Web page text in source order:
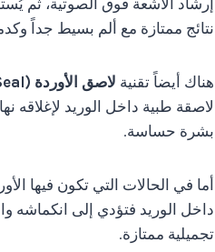
إرشاد الأشعة فوق الصوتية، ثم
نتائج ممتازة مع ألم بسيط جداً
هناك أيضاً تقنية لاصق الأوردة (VenaSeal)
لاصقة طبية داخل الوريد
بشرة حساسة.
أما في الحالات التي تكون فيها
داخل الوريد فتؤدي إلى انكماشه
تجميلية ممتازة.